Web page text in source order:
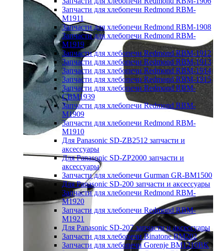
Запчасти для хлебопечи Redmond RBM-
M1911
Запчасти для хлебопечи Redmond RBM-1908
Запчасти для хлебопечи Redmond RBM-
M1919
Запчасти для хлебопечи Redmond RBM-1912
Запчасти для хлебопечи Redmond RBM-1913
Запчасти для хлебопечи Redmond RBM-1914
Запчасти для хлебопечи Redmond RBM-1915
Запчасти для хлебопечи Redmond RBM-
CBM1939
Запчасти для хлебопечи Redmond RBM-
M1909
Запчасти для хлебопечи Redmond RBM-
M1910
Для Panasonic SD-ZB2512 запчасти и
аксессуары
Для Panasonic SD-ZP2000 запчасти и
аксессуары
Запчасти для хлебопечи Gurman GR-BM1500
Для Panasonic SD-200 запчасти и аксессуары
Запчасти для хлебопечи Redmond RBM-
M1920
Запчасти для хлебопечи Redmond RBM-
M1921
Для Panasonic SD-207 запчасти и аксессуары
Запчасти для хлебопечи Binatone BM202
Запчасти для хлебопечи Gorenje BM1210BK